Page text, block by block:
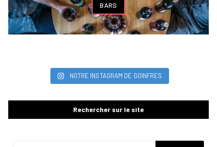
BARS
NOTRE INSTAGRAM DE GOINFRES
Rechercher sur le site